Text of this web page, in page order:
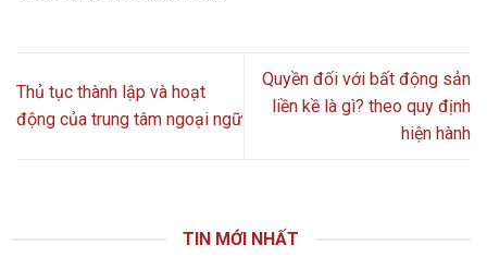
Thủ tục thành lập và hoạt
động của trung tâm ngoại ngữ
Quyền đối với bất động sản
liền kề là gì? theo quy định
hiện hành
TIN MỚI NHẤT